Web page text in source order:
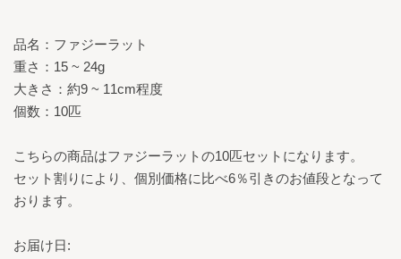
品名：ファジーラット
重さ：15 ~ 24g
大きさ：約9 ~ 11cm程度
個数：10匹
こちらの商品はファジーラットの10匹セットになります。
セット割りにより、個別価格に比べ6％引きのお値段となって
おります。
お届け日: